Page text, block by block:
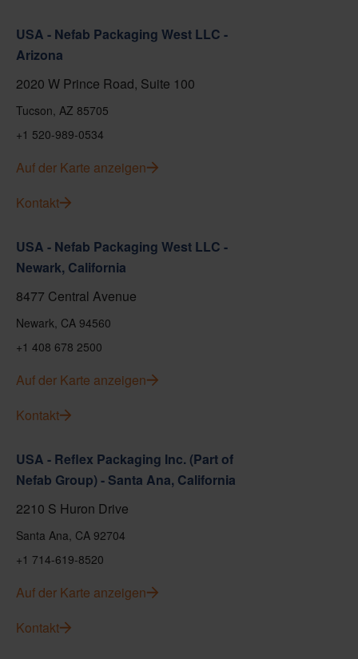
USA - Nefab Packaging West LLC -
Arizona
2020 W Prince Road, Suite 100
Tucson, AZ 85705
+1 520-989-0534
Auf der Karte anzeigen
Kontakt
USA - Nefab Packaging West LLC -
Newark, California
8477 Central Avenue
Newark, CA 94560
+1 408 678 2500
Auf der Karte anzeigen
Kontakt
USA - Reflex Packaging Inc. (Part of
Nefab Group) - Santa Ana, California
2210 S Huron Drive
Santa Ana, CA 92704
+1 714-619-8520
Auf der Karte anzeigen
Kontakt